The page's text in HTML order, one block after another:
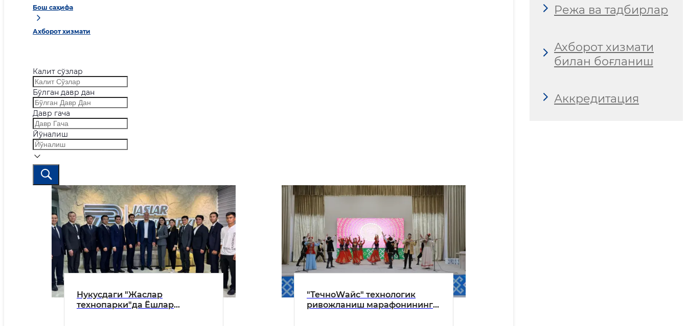
Бош саҳифа
Ахборот хизмати
Калит сўзлар
Бўлган давр дан
Давр гача
Йўналиш
Нукусдаги "Жаслар
технопарки"да Ёшлар
"ТечноWайс" технологик
ривожланиш марафонининг
Режа ва тадбирлар
Ахборот хизмати
билан боғланиш
Аккредитация